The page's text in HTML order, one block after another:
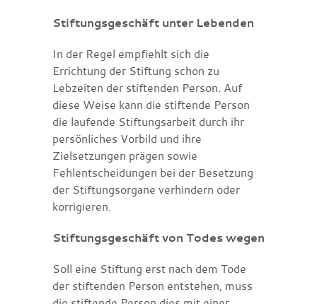
Stiftungsgeschäft unter Lebenden
In der Regel empfiehlt sich die
Errichtung der Stiftung schon zu
Lebzeiten der stiftenden Person. Auf
diese Weise kann die stiftende Person
die laufende Stiftungsarbeit durch ihr
persönliches Vorbild und ihre
Zielsetzungen prägen sowie
Fehlentscheidungen bei der Besetzung
der Stiftungsorgane verhindern oder
korrigieren.
Stiftungsgeschäft von Todes wegen
Soll eine Stiftung erst nach dem Tode
der stiftenden Person entstehen, muss